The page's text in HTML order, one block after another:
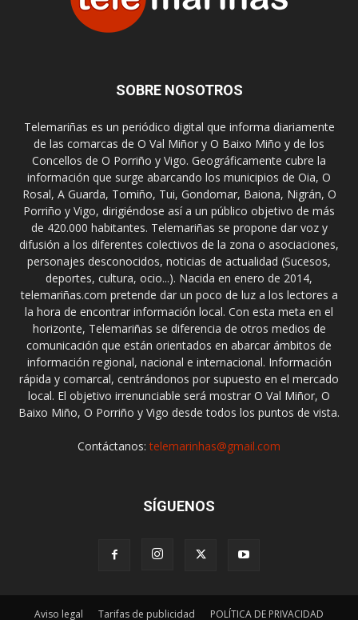
SOBRE NOSOTROS
Telemariñas es un periódico digital que informa diariamente
de las comarcas de O Val Miñor y O Baixo Miño y de los
Concellos de O Porriño y Vigo. Geográficamente cubre la
información que surge abarcando los municipios de Oia, O
Rosal, A Guarda, Tomiño, Tui, Gondomar, Baiona, Nigrán, O
Porriño y Vigo, dirigiéndose así a un público objetivo de más
de 420.000 habitantes. Telemariñas se propone dar voz y
difusión a los diferentes colectivos de la zona o asociaciones,
personajes desconocidos, noticias de actualidad (Sucesos,
deportes, cultura, ocio...). Nacida en enero de 2014,
telemariñas.com pretende dar un poco de luz a los lectores a
la hora de encontrar información local. Con esta meta en el
horizonte, Telemariñas se diferencia de otros medios de
comunicación que están orientados en abarcar ámbitos de
información regional, nacional e internacional. Información
rápida y comarcal, centrándonos por supuesto en el mercado
local. El objetivo irrenunciable será mostrar O Val Miñor, O
Baixo Miño, O Porriño y Vigo desde todos los puntos de vista.
Contáctanos:telemarinhas@gmail.com
SÍGUENOS
Aviso legal Tarifas de publicidad POLÍTICA DE PRIVACIDAD